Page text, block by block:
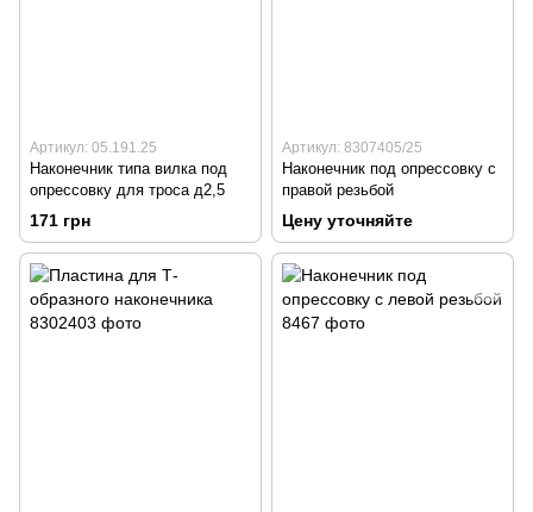
Артикул: 05.191.25
Наконечник типа вилка под
опрессовку для троса д2,5
171 грн
Артикул: 8307405/25
Наконечник под опрессовку с
правой резьбой
Цену уточняйте